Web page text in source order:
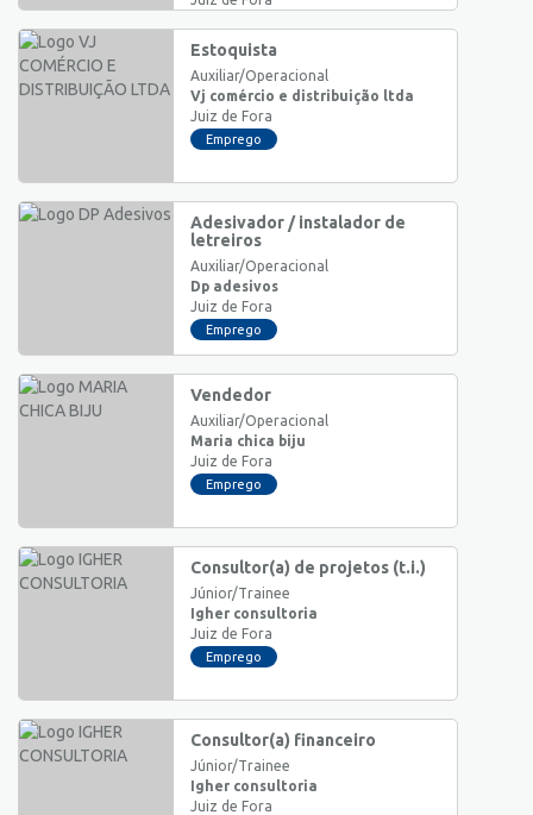
Estoquista
Auxiliar/Operacional
Vj comércio e distribuição ltda
Juiz de Fora
Emprego
Adesivador / instalador de
letreiros
Auxiliar/Operacional
Dp adesivos
Juiz de Fora
Emprego
Vendedor
Auxiliar/Operacional
Maria chica biju
Juiz de Fora
Emprego
Consultor(a) de projetos (t.i.)
Júnior/Trainee
Igher consultoria
Juiz de Fora
Emprego
Consultor(a) financeiro
Júnior/Trainee
Igher consultoria
Juiz de Fora